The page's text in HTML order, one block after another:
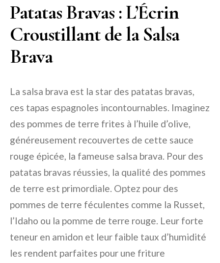
Patatas Bravas : L’Écrin
Croustillant de la Salsa
Brava
La salsa brava est la star des patatas bravas,
ces tapas espagnoles incontournables. Imaginez
des pommes de terre frites à l’huile d’olive,
généreusement recouvertes de cette sauce
rouge épicée, la fameuse salsa brava. Pour des
patatas bravas réussies, la qualité des pommes
de terre est primordiale. Optez pour des
pommes de terre féculentes comme la Russet,
l’Idaho ou la pomme de terre rouge. Leur forte
teneur en amidon et leur faible taux d’humidité
les rendent parfaites pour une friture